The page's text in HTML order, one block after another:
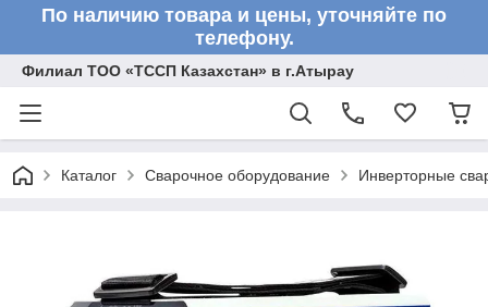
По наличию товара и цены, уточняйте по
телефону.
Филиал ТОО «ТССП Казахстан» в г.Атырау
Каталог Сварочное оборудование Инверторные